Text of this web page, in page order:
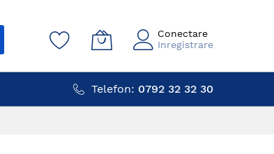
Conectare
Inregistrare
Telefon: 0792 32 32 30